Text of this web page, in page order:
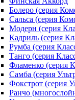
Болеро (серия
Сальса (серия
Модерн (серия
Кадриль (серия
Румба (серия
Танго (серия
Фламенко (серия
Самба (серия
Фокстрот (серия
Ранчо